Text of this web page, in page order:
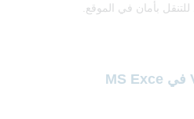
للتنقل بأمان في الموقع.